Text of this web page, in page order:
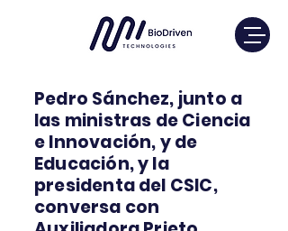
Pedro Sánchez, junto a
las ministras de Ciencia
e Innovación, y de
Educación, y la
presidenta del CSIC,
conversa con